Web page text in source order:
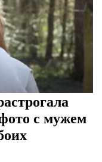
с мужем